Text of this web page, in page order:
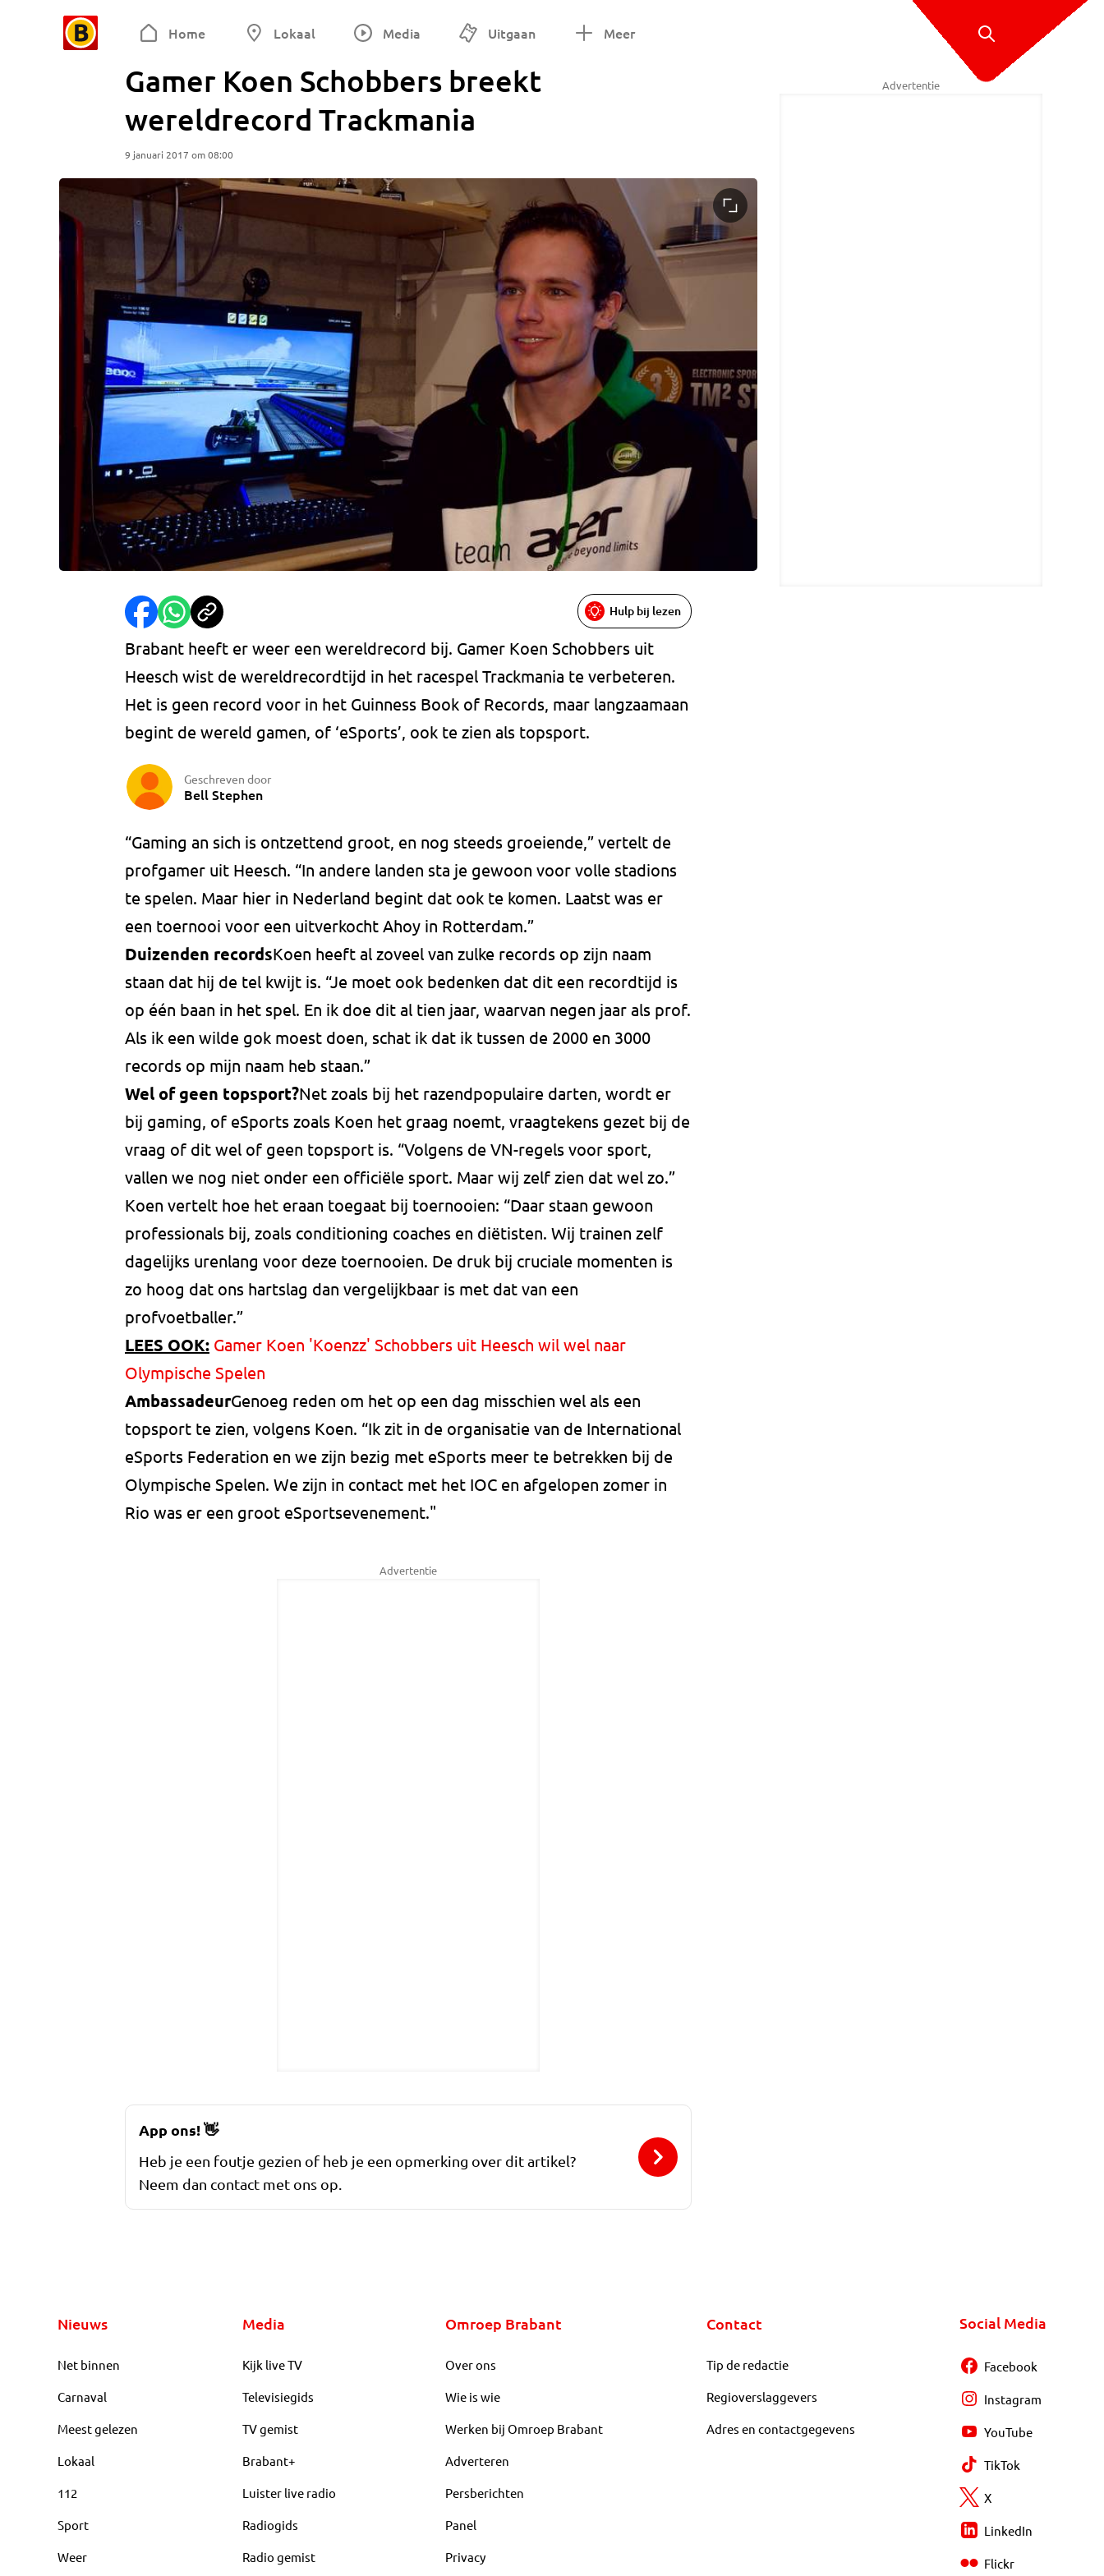
Home Lokaal Media Uitgaan Meer
Gamer Koen Schobbers breekt
wereldrecord Trackmania
9 januari 2017 om 08:00
Hulp bij lezen
Brabant heeft er weer een wereldrecord bij. Gamer Koen Schobbers uit
Heesch wist de wereldrecordtijd in het racespel Trackmania te verbeteren.
Het is geen record voor in het Guinness Book of Records, maar langzaamaan
begint de wereld gamen, of ‘eSports’, ook te zien als topsport.
Geschreven door
Bell Stephen
“Gaming an sich is ontzettend groot, en nog steeds groeiende,” vertelt de
profgamer uit Heesch. “In andere landen sta je gewoon voor volle stadions
te spelen. Maar hier in Nederland begint dat ook te komen. Laatst was er
een toernooi voor een uitverkocht Ahoy in Rotterdam.”
Duizenden recordsKoen heeft al zoveel van zulke records op zijn naam
staan dat hij de tel kwijt is. “Je moet ook bedenken dat dit een recordtijd is
op één baan in het spel. En ik doe dit al tien jaar, waarvan negen jaar als prof.
Als ik een wilde gok moest doen, schat ik dat ik tussen de 2000 en 3000
records op mijn naam heb staan.”
Wel of geen topsport?Net zoals bij het razendpopulaire darten, wordt er
bij gaming, of eSports zoals Koen het graag noemt, vraagtekens gezet bij de
vraag of dit wel of geen topsport is. “Volgens de VN-regels voor sport,
vallen we nog niet onder een officiële sport. Maar wij zelf zien dat wel zo.”
Koen vertelt hoe het eraan toegaat bij toernooien: “Daar staan gewoon
professionals bij, zoals conditioning coaches en diëtisten. Wij trainen zelf
dagelijks urenlang voor deze toernooien. De druk bij cruciale momenten is
zo hoog dat ons hartslag dan vergelijkbaar is met dat van een
profvoetballer.”
LEES OOK: Gamer Koen 'Koenzz' Schobbers uit Heesch wil wel naar
Olympische Spelen
AmbassadeurGenoeg reden om het op een dag misschien wel als een
topsport te zien, volgens Koen. “Ik zit in de organisatie van de International
eSports Federation en we zijn bezig met eSports meer te betrekken bij de
Olympische Spelen. We zijn in contact met het IOC en afgelopen zomer in
Rio was er een groot eSportsevenement."
Advertentie
Advertentie
App ons!👋
Heb je een foutje gezien of heb je een opmerking over dit artikel?
Neem dan contact met ons op.
Nieuws
Net binnen
Carnaval
Meest gelezen
Lokaal
112
Sport
Weer
Media
Kijk live TV
Televisiegids
TV gemist
Brabant+
Luister live radio
Radiogids
Radio gemist
Omroep Brabant
Over ons
Wie is wie
Werken bij Omroep Brabant
Adverteren
Persberichten
Panel
Privacy
Contact
Tip de redactie
Regioverslaggevers
Adres en contactgegevens
Social Media
Facebook
Instagram
YouTube
TikTok
X
LinkedIn
Flickr